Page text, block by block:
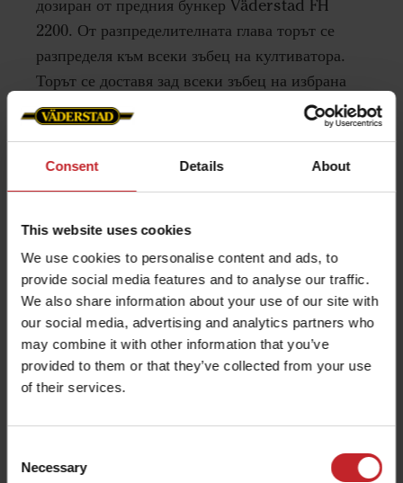
Consent Details About
This website uses cookies
We use cookies to personalise content and ads, to
provide social media features and to analyse our traffic.
We also share information about your use of our site with
our social media, advertising and analytics partners who
may combine it with other information that you’ve
provided to them or that they’ve collected from your use
of their services.
Selection
Necessary
дозиран от предния бункер Väderstad FH
2200. От разпределителната глава торът се
разпределя към всеки зъбец на култиватора.
Торът се доставя зад всеки зъбец на избрана
дълбочина, като по този начин осигурява
ползи за предстоящата култура.
Научете повече за FH 2200